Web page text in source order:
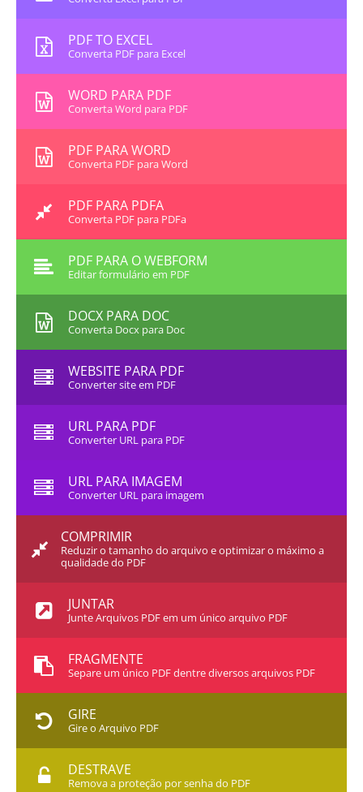
PDF TO EXCEL
Converta PDF para Excel
WORD PARA PDF
Converta Word para PDF
PDF PARA WORD
Converta PDF para Word
PDF PARA PDFA
Converta PDF para PDFa
PDF PARA O WEBFORM
Editar formulário em PDF
DOCX PARA DOC
Converta Docx para Doc
WEBSITE PARA PDF
Converter site em PDF
URL PARA PDF
Converter URL para PDF
URL PARA IMAGEM
Converter URL para imagem
COMPRIMIR
Reduzir o tamanho do arquivo e optimizar o máximo a
qualidade do PDF
JUNTAR
Junte Arquivos PDF em um único arquivo PDF
FRAGMENTE
Separe um único PDF dentre diversos arquivos PDF
GIRE
Gire o Arquivo PDF
DESTRAVE
Remova a proteção por senha do PDF